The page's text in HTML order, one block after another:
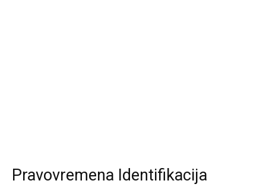
Pravovremena Identifikacija